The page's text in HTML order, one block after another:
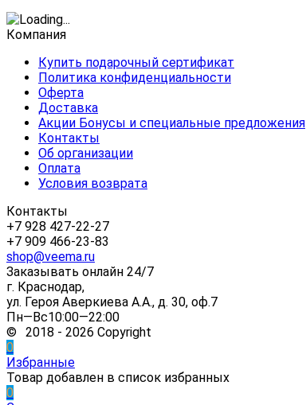
Компания
Купить подарочный сертификат
Политика конфиденциальности
Оферта
Доставка
Акции Бонусы и специальные предложения
Контакты
Об организации
Оплата
Условия возврата
Контакты
+7 928 427-22-27
+7 909 466-23-83
shop@veema.ru
Заказывать онлайн 24/7
г. Краснодар,
ул. Героя Аверкиева А.А., д. 30, оф.7
Пн—Вс10:00—22:00
© 2018 - 2026 Copyright
0
Избранные
Товар добавлен в список избранных
0